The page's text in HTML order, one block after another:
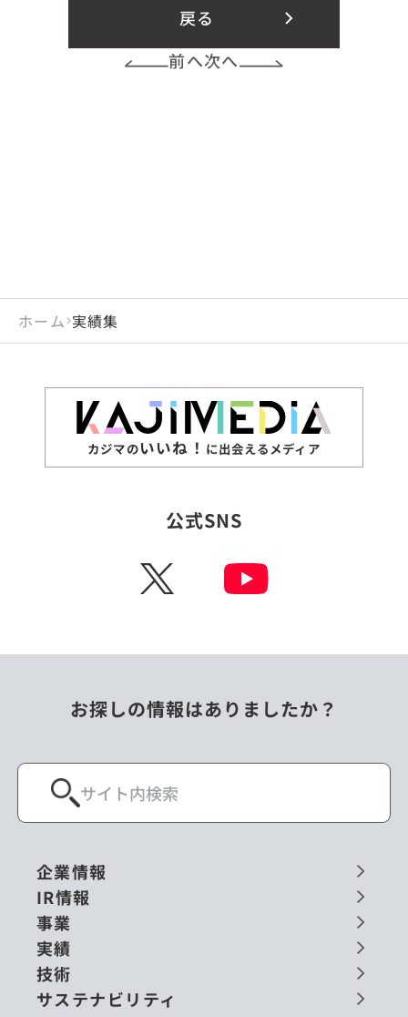
戻る
前へ次へ
ホーム 実績集
カジマのいいね！ に出会えるメディア
公式SNS
X
お探しの情報はありましたか？
企業情報
IR情報
事業
実績
技術
サステナビリティ